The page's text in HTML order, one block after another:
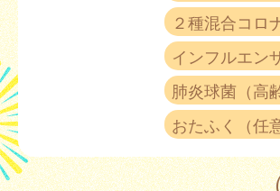
２種混合コロ
インフルエン
肺炎球菌（高
おたふく（任